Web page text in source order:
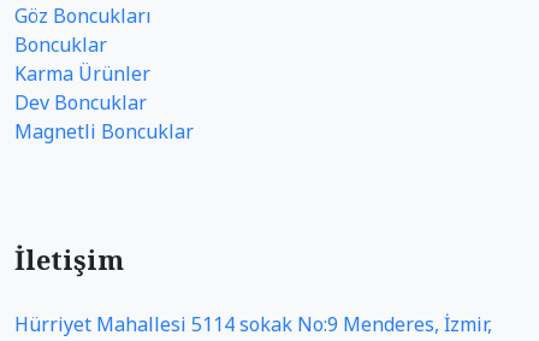
Göz Boncukları
Boncuklar
Karma Ürünler
Dev Boncuklar
Magnetli Boncuklar
İletişim
Hürriyet Mahallesi 5114 sokak No:9 Menderes, İzmir,